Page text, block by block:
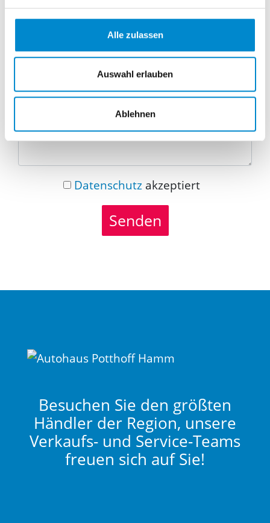
Alle zulassen
Auswahl erlauben
Ablehnen
Nachricht
Datenschutzakzeptiert
Senden
Besuchen Sie den größten
Händler der Region, unsere
Verkaufs- und Service-Teams
freuen sich auf Sie!